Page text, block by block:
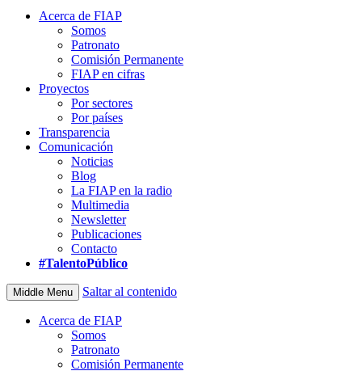
Acerca de FIAP
Somos
Patronato
Comisión Permanente
FIAP en cifras
Proyectos
Por sectores
Por países
Transparencia
Comunicación
Noticias
Blog
La FIAP en la radio
Multimedia
Newsletter
Publicaciones
Contacto
#TalentoPúblico
Middle Menu Saltar al contenido
Acerca de FIAP
Somos
Patronato
Comisión Permanente